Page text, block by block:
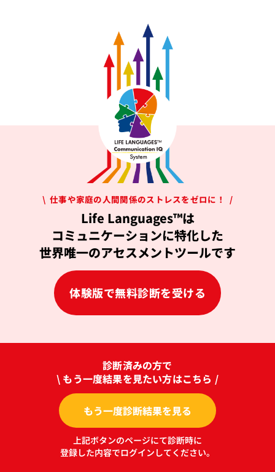
\ 仕事や家庭の人間関係のストレスをゼロに！ /
Life Languages™は
コミュニケーションに特化した
世界唯一のアセスメントツールです
体験版で無料診断を受ける
診断済みの方で
\ もう一度結果を見たい方はこちら /
もう一度診断結果を見る
上記ボタンのページにて診断時に
登録した内容でログインしてください。